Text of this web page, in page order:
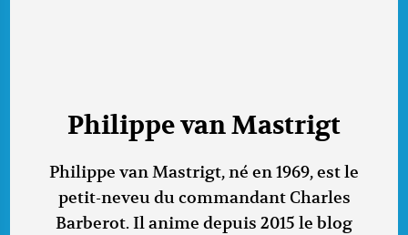
Philippe van Mastrigt
Philippe van Mastrigt, né en 1969, est le
petit-neveu du commandant Charles
Barberot. Il anime depuis 2015 le blog